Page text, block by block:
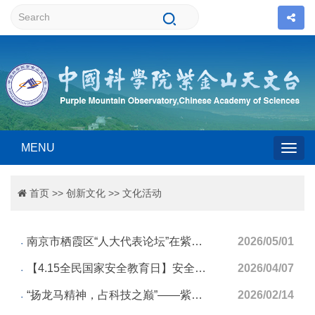
MENU
首页 >> 创新文化 >> 文化活动
南京市栖霞区“人大代表论坛”在紫金山天文台成功举办 2026/05/01
【4.15全民国家安全教育日】安全保密，人人有责 2026/04/07
“扬龙马精神，占科技之巅”——紫金山天文台举办2026年新春联欢会 2026/02/14